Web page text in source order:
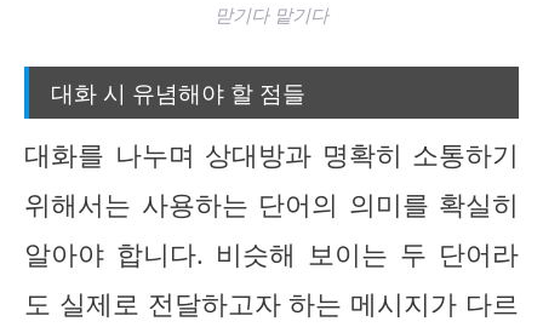
맏기다 맡기다
대화 시 유념해야 할 점들
대화를 나누며 상대방과 명확히 소통하기
위해서는 사용하는 단어의 의미를 확실히
알아야 합니다. 비슷해 보이는 두 단어라
도 실제로 전달하고자 하는 메시지가 다르